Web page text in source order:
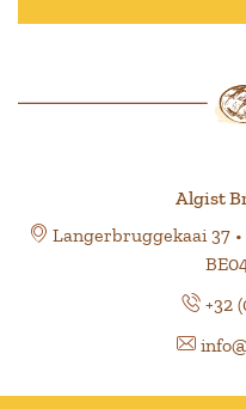
Algist
Langerbruggekaai 37
+32